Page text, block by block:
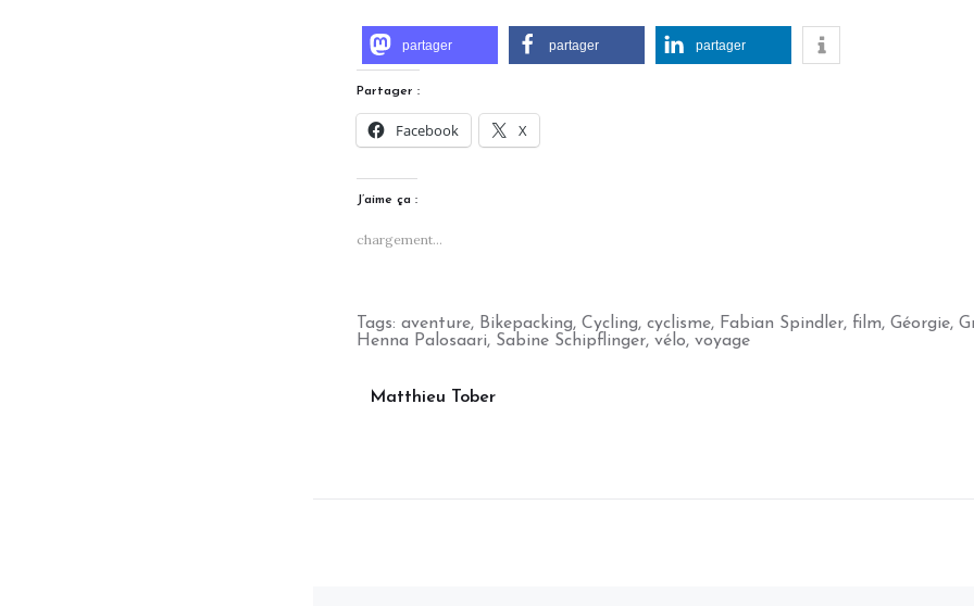
partager partager partager
Partager :
Facebook X
J’aime ça :
chargement…
Tags: aventure, Bikepacking, Cycling, cyclisme, Fabian Spindler, film, Géorgie,
Henna Palosaari, Sabine Schipflinger, vélo, voyage
Matthieu Tober